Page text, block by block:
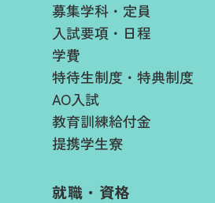
募集学科・定員
入試要項・日程​
学費​
特待生制度・特典制度
AO入試
教育訓練給付金
提携学生寮
就職・資格